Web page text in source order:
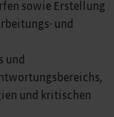
sowie Erstellung
und
und
und kritischen